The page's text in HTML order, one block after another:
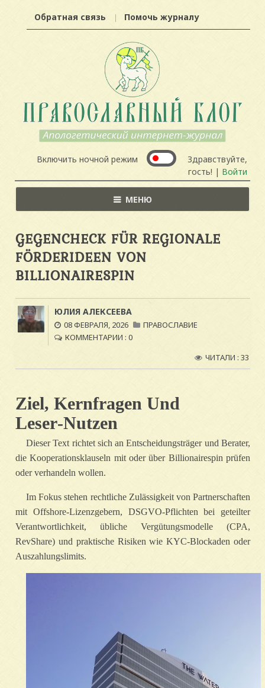
Обратная связь Помочь журналу
Включить ночной режим
Здравствуйте,
гость! | Войти
МЕНЮ
GEGENCHECK FÜR REGIONALE
FÖRDERIDEEN VON
BILLIONAIRESPIN
ЮЛИЯ АЛЕКСЕЕВА
08 ФЕВРАЛЯ, 2026
ПРАВОСЛАВИЕ
КОММЕНТАРИИ : 0
ЧИТАЛИ : 33
Ziel, Kernfragen Und
Leser‑Nutzen
Dieser Text richtet sich an Entscheidungsträger und Berater,
die Kooperationsklauseln mit oder über Billionairespin prüfen
oder verhandeln wollen.
Im Fokus stehen rechtliche Zulässigkeit von Partnerschaften
mit Offshore‑Lizenzgebern, DSGVO‑Pflichten bei geteilter
Verantwortlichkeit, übliche Vergütungsmodelle (CPA,
RevShare) und praktische Risiken wie KYC‑Blockaden oder
Auszahlungslimits.